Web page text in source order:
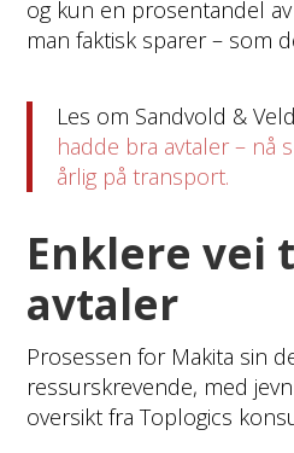
og kun en prosentandel
man faktisk sparer – som
Les om Sandvold &
hadde bra avtaler – nå
årlig på transport.
Enklere vei
avtaler
Prosessen for Makita sin
ressurskrevende, med
oversikt fra Toplogics